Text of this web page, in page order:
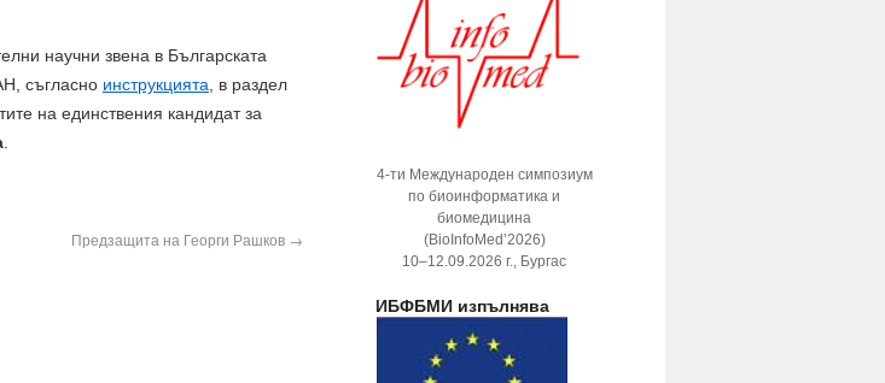
научни звена в Българската
съгласно инструкцията , в раздел
на единствения кандидат за
Предзащита на Георги Рашков →
4-ти Международен симпозиум
по биоинформатика и
биомедицина
(BioInfoMed’2026)
10–12.09.2026 г., Бургас
ИБФБМИ изпълнява